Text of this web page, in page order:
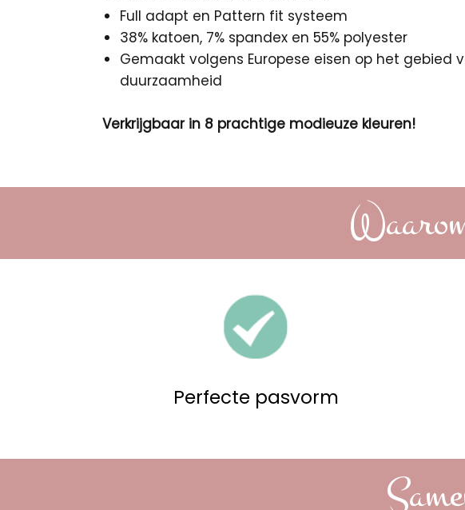
Full adapt en Pattern fit systeem
38% katoen, 7% spandex en 55% polyester
Gemaakt volgens Europese eisen op het gebied
duurzaamheid
Verkrijgbaar in 8 prachtige modieuze kleuren!
Perfecte pasvorm